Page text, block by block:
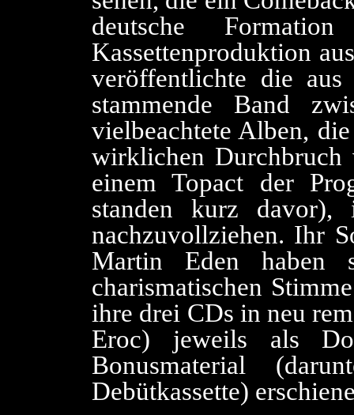
deutsche
Kassettenproduktion
veröffentlichte die aus
stammende Band
vielbeachtete Alben,
wirklichen Durchbruch
einem Topact der
standen kurz
nachzuvollziehen. Ihr
Martin Eden haben
charismatischen
ihre drei CDs in neu
Eroc) jeweils als
Bonusmaterial
Debütkassette)